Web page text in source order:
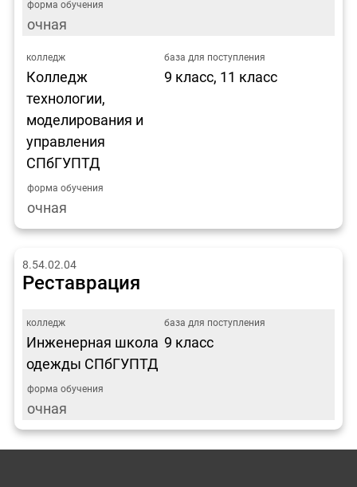
очная
Колледж
технологии,
моделирования и
управления
СПбГУПТД
9 класс, 11 класс
очная
8.54.02.04
Реставрация
Инженерная школа
одежды СПбГУПТД
9 класс
очная